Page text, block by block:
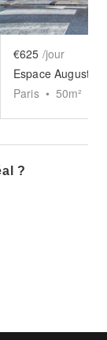
€625 /jour
Espace Augustins
Paris • 50m²
?